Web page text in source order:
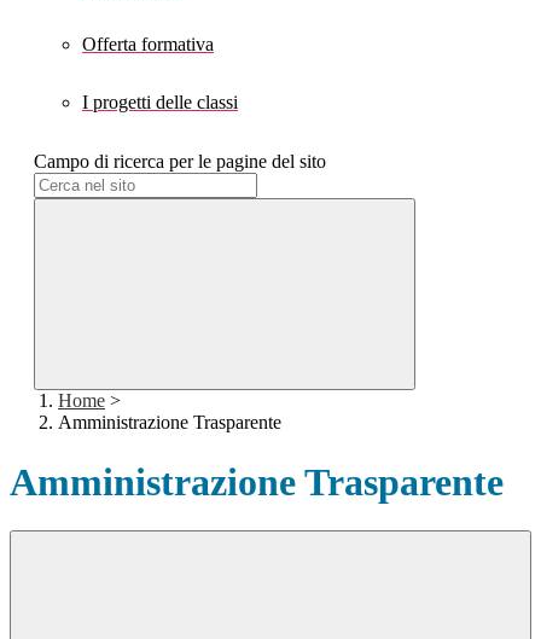
Offerta formativa
I progetti delle classi
Campo di ricerca per le pagine del sito
Home >
Amministrazione Trasparente
Amministrazione Trasparente